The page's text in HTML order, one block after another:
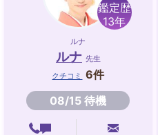
鑑定歴
13年
ルナ
ルナ 先生
クチコミ
6件
08/15 待機